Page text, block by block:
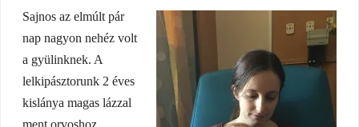
Sajnos az elmúlt pár
nap nagyon nehéz volt
a gyülinknek. A
lelkipásztorunk 2 éves
kislánya magas lázzal